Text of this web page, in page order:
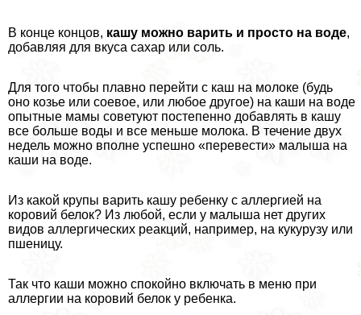
В конце концов, кашу можно варить и просто на воде,
добавляя для вкуса сахар или соль.
Для того чтобы плавно перейти с каш на молоке (будь
оно козье или соевое, или любое другое) на каши на воде
опытные мамы советуют постепенно добавлять в кашу
все больше воды и все меньше молока. В течение двух
недель можно вполне успешно «перевести» малыша на
каши на воде.
Из какой крупы варить кашу ребенку с аллергией на
коровий белок? Из любой, если у малыша нет других
видов аллергических реакций, например, на кукурузу или
пшеницу.
Так что каши можно спокойно включать в меню при
аллергии на коровий белок у ребенка.